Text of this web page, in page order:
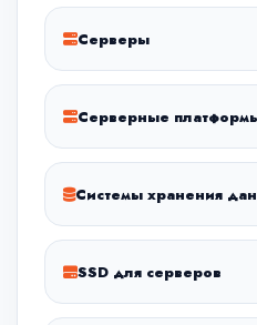
Серверы
Серверные
Системы хранения
SSD для серверов